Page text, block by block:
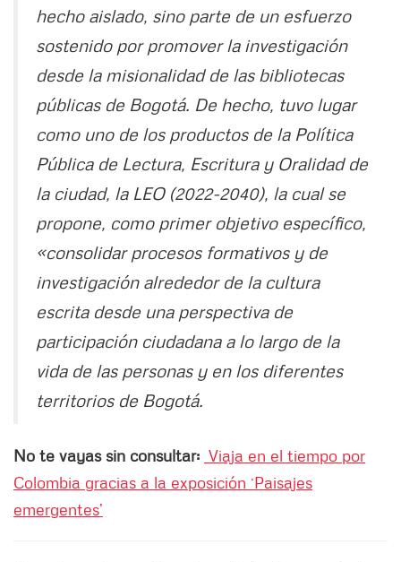
hecho aislado, sino parte de un esfuerzo
sostenido por promover la investigación
desde la misionalidad de las bibliotecas
públicas de Bogotá. De hecho, tuvo lugar
como uno de los productos de la Política
Pública de Lectura, Escritura y Oralidad de
la ciudad, la LEO (2022-2040), la cual se
propone, como primer objetivo específico,
«consolidar procesos formativos y de
investigación alrededor de la cultura
escrita desde una perspectiva de
participación ciudadana a lo largo de la
vida de las personas y en los diferentes
territorios de Bogotá.
No te vayas sin consultar: Viaja en el tiempo por
Colombia gracias a la exposición ‘Paisajes
emergentes’